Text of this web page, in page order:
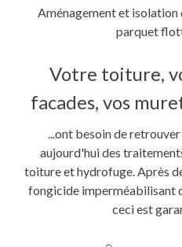
Aménagement et isolation
parquet
Votre toiture,
facades, vos
...ont besoin de
aujourd'hui des
toiture et hydrofuge. Après
fongicide imperméabilisant
ceci est